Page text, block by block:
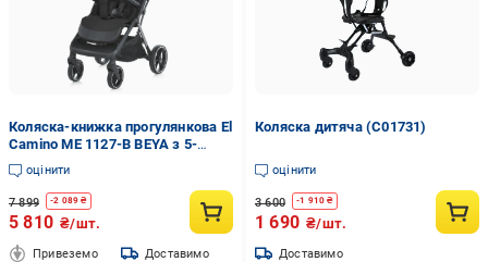
Коляска-книжка прогулянкова El
Camino ME 1127-B BEYA з 5-
точковими ременями безпеки
Black (24993842)
оцінити
7 899 -2 089 ₴
5 810 ₴/шт.
Привеземо Доставимо
Коляска дитяча (C01731)
оцінити
3 600 -1 910 ₴
1 690 ₴/шт.
Доставимо